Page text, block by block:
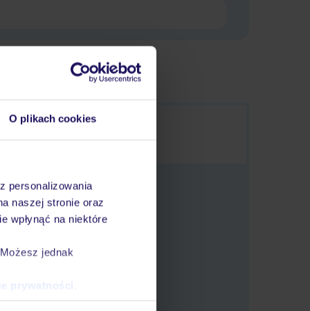
O plikach cookies
personalizowania
naszej stronie oraz
wpłynąć na niektóre
jednak
prywatności